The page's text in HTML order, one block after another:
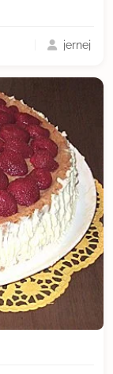
jernej